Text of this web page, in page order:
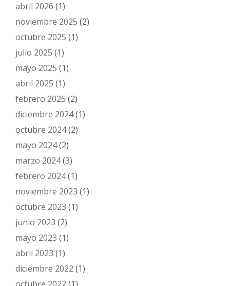
abril 2026 (1)
noviembre 2025 (2)
octubre 2025 (1)
julio 2025 (1)
mayo 2025 (1)
abril 2025 (1)
febrero 2025 (2)
diciembre 2024(1)
octubre 2024(2)
mayo 2024(2)
marzo 2024(3)
febrero 2024(1)
noviembre 2023 (1)
octubre 2023 (1)
junio 2023 (2)
mayo 2023 (1)
abril 2023 (1)
diciembre 2022 (1)